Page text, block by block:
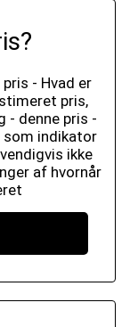
- Hvad er
pris,
- denne pris -
som indikator
ikke
af hvornår